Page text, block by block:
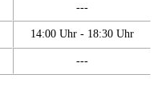
---
14:00 Uhr - 18:30 Uhr
---